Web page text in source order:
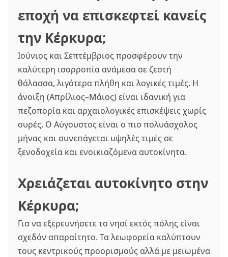
εποχή να επισκεφτεί κανείς
την Κέρκυρα;
Ιούνιος και Σεπτέμβριος προσφέρουν την
καλύτερη ισορροπία ανάμεσα σε ζεστή
θάλασσα, λιγότερα πλήθη και λογικές τιμές. Η
άνοιξη (Απρίλιος–Μάιος) είναι ιδανική για
πεζοπορία και αρχαιολογικές επισκέψεις χωρίς
ουρές. Ο Αύγουστος είναι ο πιο πολυάσχολος
μήνας και συνεπάγεται υψηλές τιμές σε
ξενοδοχεία και ενοικιαζόμενα αυτοκίνητα.
Χρειάζεται αυτοκίνητο στην
Κέρκυρα;
Για να εξερευνήσετε το νησί εκτός πόλης είναι
σχεδόν απαραίτητο. Τα λεωφορεία καλύπτουν
τους κεντρικούς προορισμούς αλλά με μειωμένα